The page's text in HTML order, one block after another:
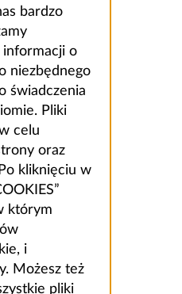
bardzo
informacji o
niezbędnego
świadczenia
Pliki
celu
oraz
kliknięciu w
którym
i
Możesz też
pliki